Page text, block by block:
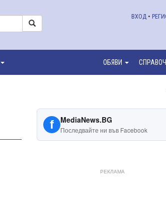
ВХОД •
ОБЯВИ
f MediaNews.BG
Последвайте ни във Facebook
РЕКЛАМА